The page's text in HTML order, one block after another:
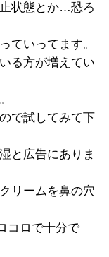
状態とか…恐ろ
ていってます。
る方が増えてい
で試してみて下
と広告にありま
リームを鼻の穴
コロで十分で